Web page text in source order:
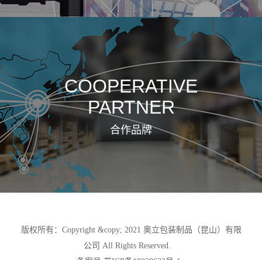
COOPERATIVE
PARTNER
合作品牌
版权所有：Copyright &copy; 2021 奥立包装制品（昆山）有限
公司 All Rights Reserved.